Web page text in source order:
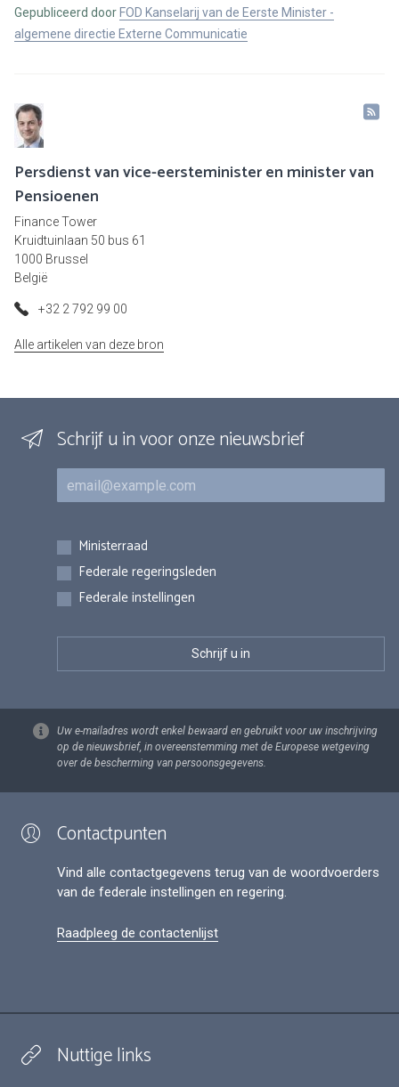
Gepubliceerd door FOD Kanselarij van de Eerste Minister -
algemene directie Externe Communicatie
Persdienst van vice-eersteminister en minister van
Pensioenen
Finance Tower
Kruidtuinlaan 50 bus 61
1000 Brussel
België
+32 2 792 99 00
Alle artikelen van deze bron
Schrijf u in voor onze nieuwsbrief
E-mail
Inschrijvingen
Ministerraad
Federale regeringsleden
Federale instellingen
Uw e-mailadres wordt enkel bewaard en gebruikt voor uw inschrijving
op de nieuwsbrief, in overeenstemming met de Europese wetgeving
over de bescherming van persoonsgegevens.
Contactpunten
Vind alle contactgegevens terug van de woordvoerders
van de federale instellingen en regering.
Raadpleeg de contactenlijst
Nuttige links